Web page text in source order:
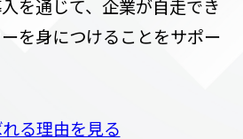
を通じて、 企業が自走でき
を身につけることをサポー
る理由を見る